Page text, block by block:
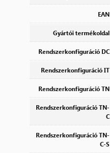
EAN
Gyártói termékoldal
Rendszerkonfiguráció DC
Rendszerkonfiguráció IT
Rendszerkonfiguráció TN
Rendszerkonfiguráció TN-
C
Rendszerkonfiguráció TN-
C-S